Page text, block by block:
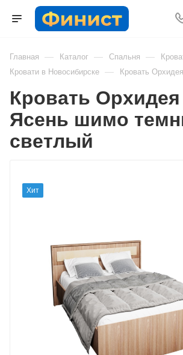
Главная — Каталог — Спальня —
Кровати в Новосибирске — Кровать
Кровать
Ясень шимо
светлый
Хит